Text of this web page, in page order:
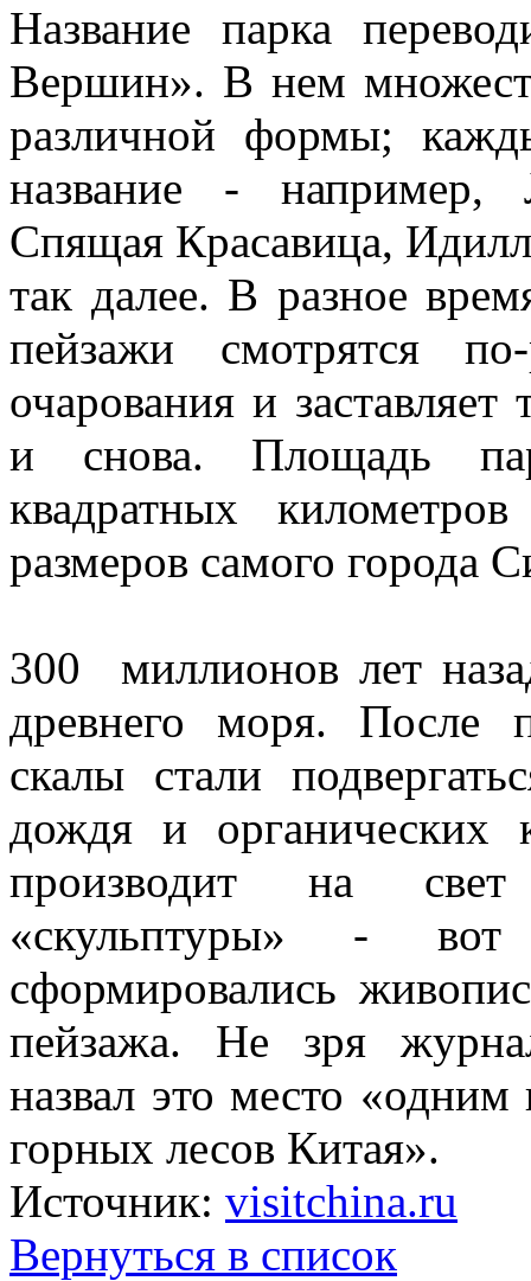
Название парка
Вершин». В нем
различной формы;
название - например,
Спящая Красавица,
так далее. В разное
пейзажи смотрятся
очарования и
и снова. Площадь
квадратных
размеров самого города
300 миллионов лет
древнего моря. После
скалы стали
дождя и органических
производит на свет
«скульптуры» -
сформировались
пейзажа. Не зря
назвал это место
горных лесов Китая».
Источник: visitchina.ru
Вернуться в список